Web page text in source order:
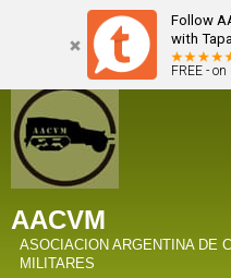
Follow
with
FREE -
AACVM
ASOCIACION ARGENTINA DE
MILITARES